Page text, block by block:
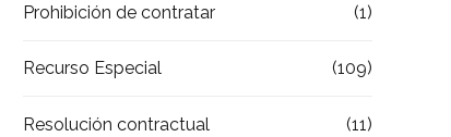
Prohibición de contratar (1)
Recurso Especial (109)
Resolución contractual (11)